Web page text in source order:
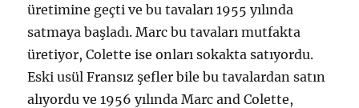
üretimine geçti ve bu tavaları 1955 yılında
satmaya başladı. Marc bu tavaları mutfakta
üretiyor, Colette ise onları sokakta satıyordu.
Eski usül Fransız şefler bile bu tavalardan satın
alıyordu ve 1956 yılında Marc and Colette,